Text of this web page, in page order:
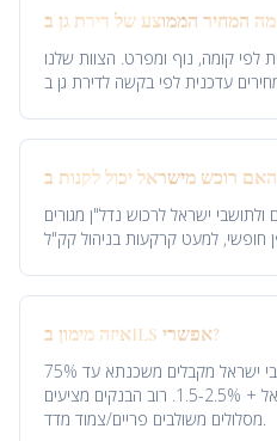
לפי קומה, נוף ומפרט. הצוות שלנו
ישראל לרכוש נדל"ן מגורים
איזה מימון בILS אפשרי?
תושבי ישראל מקבלים משכנתא עד 75% LTV (דירה ראשונה) או 50%
(השקעה) בריבית בנק ישראל + 1.5-2.5%. רוב הבנקים מציעים
מסלולים משולבים פריים/צמוד מדד.